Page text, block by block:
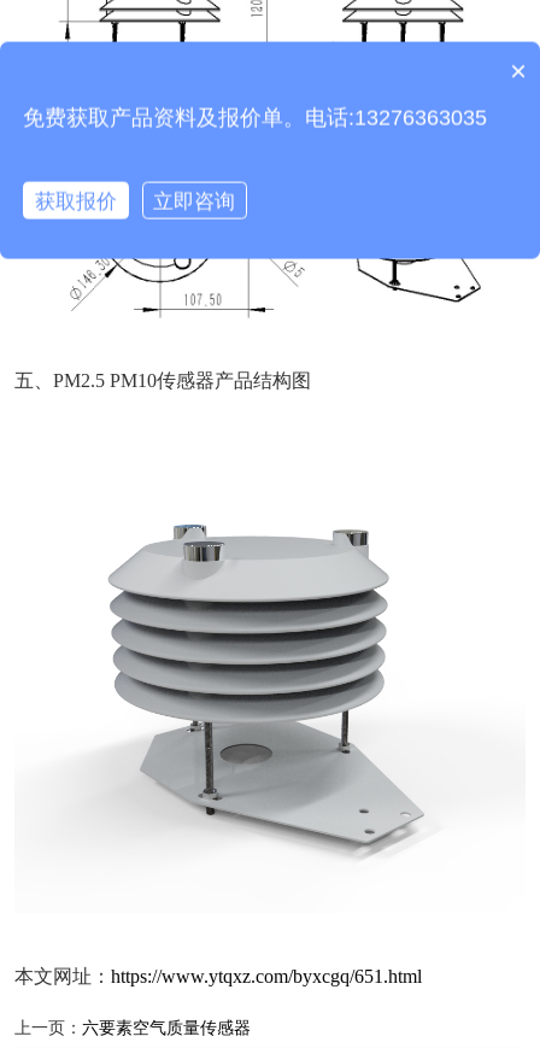
五、PM2.5 PM10传感器产品结构图
本文网址： https://www.ytqxz.com/byxcgq/651.html
上一页： 六要素空气质量传感器
产品包含安装吗？
×
免费获取产品资料及报价单。电话:13276363035
获取报价 立即咨询